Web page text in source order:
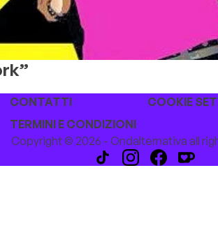
CONTATTI
COOKIE
TERMINI E CONDIZIONI
Copyright © 2026 - Ondalternativa all